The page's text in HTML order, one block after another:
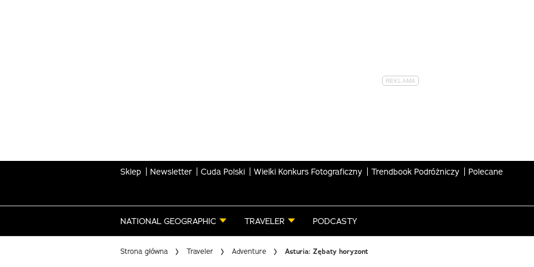
Sklep Newsletter Cuda Polski Wielki Konkurs Fotograficzny Trendbook Podróżniczy Polecane
NATIONAL GEOGRAPHIC TRAVELER PODCASTY
Strona główna Traveler Adventure Asturia: Zębaty horyzont